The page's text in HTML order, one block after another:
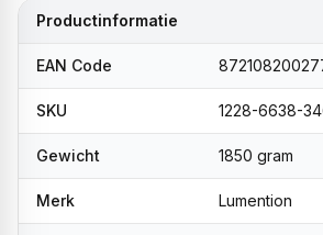
Productinformatie
EAN Code
SKU 1228-6638-
Gewicht 1850 gram
Merk Lumention